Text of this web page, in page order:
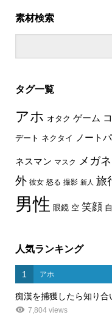
素材検索
タグ一覧
アホ オタク ゲーム
デート ネクタイ ノート
ネスマン マスク メガネ
外 彼女 怒る 撮影 新人 旅
男性 眼鏡 空 笑顔
人気ランキング
1 アホ
痴漢を捕獲したら知り合
7,804 views